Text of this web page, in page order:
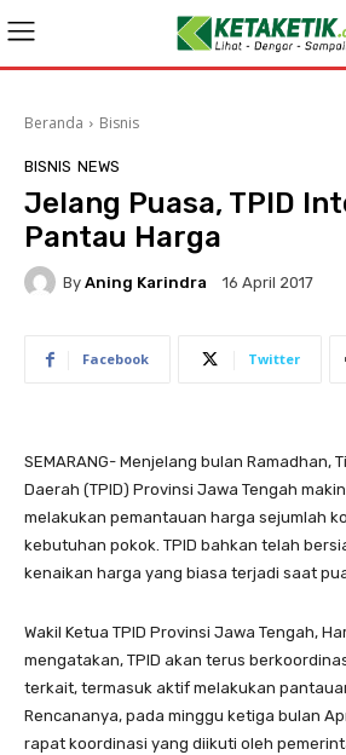
Beranda Bisnis
BISNIS NEWS
Jelang Puasa, TPID
Pantau Harga
By Aning Karindra 16 April 2017
Facebook Twitter
SEMARANG- Menjelang bulan Ramadhan,
Daerah (TPID) Provinsi Jawa Tengah
melakukan pemantauan harga sejumlah
kebutuhan pokok. TPID bahkan telah
kenaikan harga yang biasa terjadi saat
Wakil Ketua TPID Provinsi Jawa Tengah,
mengatakan, TPID akan terus
terkait, termasuk aktif melakukan
Rencananya, pada minggu ketiga bulan
rapat koordinasi yang diikuti oleh